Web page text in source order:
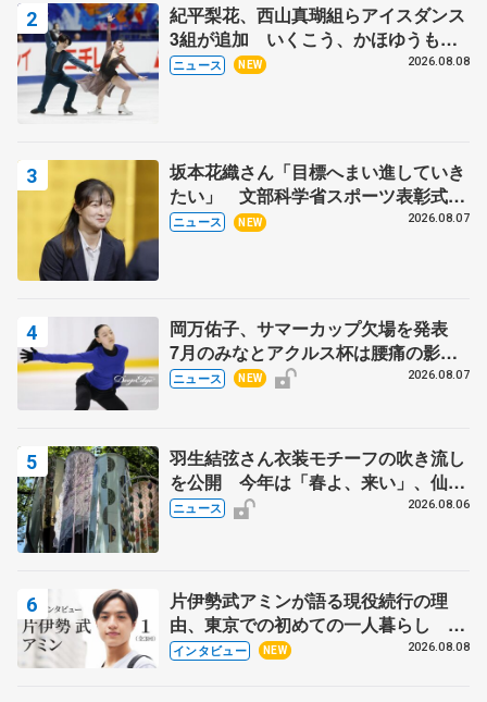
紀平梨花、西山真瑚組らアイスダンス
3組が追加 いくこう、かほゆうも、
木下グループ杯
ニュース NEW 2026.08.08
坂本花織さん「目標へまい進していき
たい」 文部科学省スポーツ表彰式で
代表謝辞
ニュース NEW 2026.08.07
岡万佑子、サマーカップ欠場を発表
7月のみなとアクルス杯は腰痛の影響
で
ニュース NEW 2026.08.07
羽生結弦さん衣装モチーフの吹き流し
を公開 今年は「春よ、来い」、仙台
の瑞鳳殿
ニュース 2026.08.06
片伊勢武アミンが語る現役続行の理
由、東京での初めての一人暮らし 注
目スケーターの「今」に迫る
インタビュー NEW 2026.08.08